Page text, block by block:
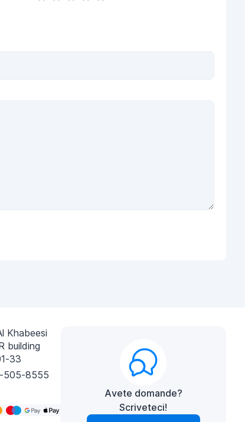
Khabeesi
building
33
505-8555
Avete domande?
Scriveteci!